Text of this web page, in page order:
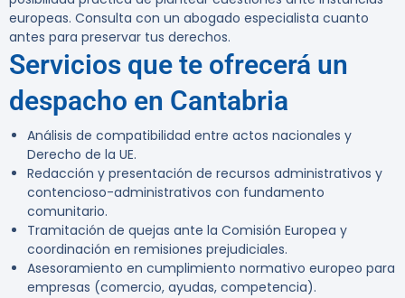
europeas. Consulta con un abogado especialista cuanto
antes para preservar tus derechos.
Servicios que te ofrecerá un
despacho en Cantabria
Análisis de compatibilidad entre actos nacionales y
Derecho de la UE.
Redacción y presentación de recursos administrativos y
contencioso-administrativos con fundamento
comunitario.
Tramitación de quejas ante la Comisión Europea y
coordinación en remisiones prejudiciales.
Asesoramiento en cumplimiento normativo europeo para
empresas (comercio, ayudas, competencia).